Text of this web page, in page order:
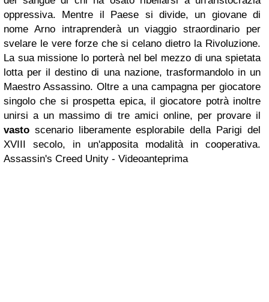
oppressiva. Mentre il Paese si divide, un giovane di
nome Arno intraprenderà un viaggio straordinario per
svelare le vere forze che si celano dietro la Rivoluzione.
La sua missione lo porterà nel bel mezzo di una spietata
lotta per il destino di una nazione, trasformandolo in un
Maestro Assassino. Oltre a una campagna per giocatore
singolo che si prospetta epica, il giocatore potrà inoltre
unirsi a un massimo di tre amici online, per provare il
vasto scenario liberamente esplorabile della Parigi del
XVIII secolo, in un'apposita modalità in cooperativa.
Assassin's Creed Unity - Videoanteprima